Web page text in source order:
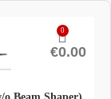
0
€0.00